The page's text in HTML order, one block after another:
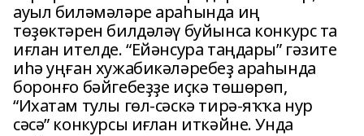
ауыл биләмәләре араһында иң
төҙөктәрен билдәләү буйынса конкурс та
иғлан ителде. “Ейәнсура таңдары” гәзите
иһә уңған хужабикәләребеҙ араһында
боронғо бәйгебеҙҙе иҫкә төшөрөп,
“Ихатам тулы гөл-сәскә тирә-яҡҡа нур
сәсә” конкурсы иғлан иткәйне. Унда